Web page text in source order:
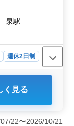
泉駅
週休2日制
2回、昇給制
・労災・健
く見る
22〜2026/10/21